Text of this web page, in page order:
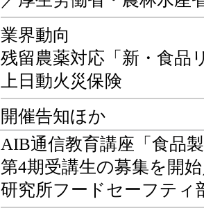
業界動向
残留農薬対応「新・食品
上日動火災保険
開催告知ほか
AIB通信教育講座「食品
第4期受講生の募集を開
研究所フードセーフティ